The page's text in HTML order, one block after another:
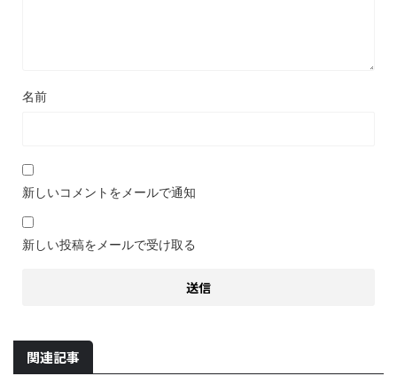
名前
新しいコメントをメールで通知
新しい投稿をメールで受け取る
関連記事